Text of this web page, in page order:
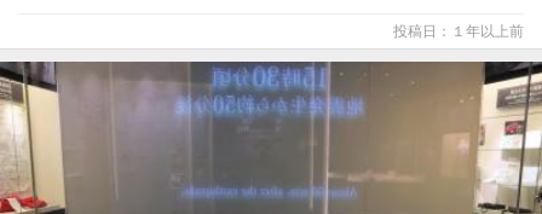
投稿日：１年以上前